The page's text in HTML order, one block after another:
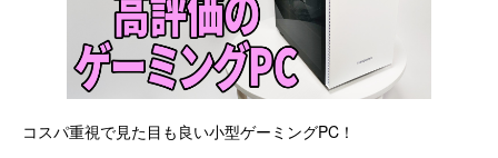
コスパ重視で見た目も良い小型ゲーミングPC！